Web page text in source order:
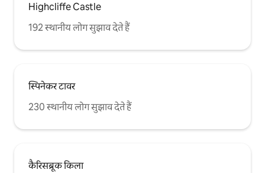
Highcliffe Castle
192 स्थानीय लोग सुझाव देते हैं
स्पिनेकर टावर
230 स्थानीय लोग सुझाव देते हैं
कैरिसब्रूक किला